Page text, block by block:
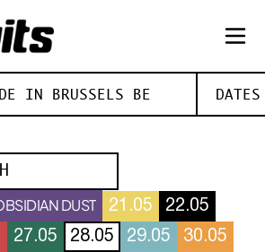
IN BRUSSELS BE
DUST 21.05
22.05
27.05 28.05 29.05
30.05